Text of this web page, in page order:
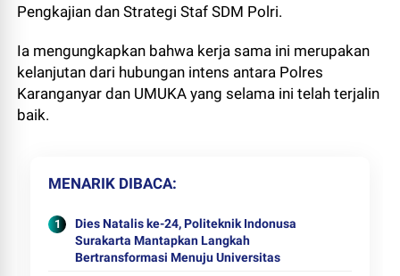
Pengkajian dan Strategi Staf SDM Polri.
Ia mengungkapkan bahwa kerja sama ini merupakan
kelanjutan dari hubungan intens antara Polres
Karanganyar dan UMUKA yang selama ini telah terjalin
baik.
MENARIK DIBACA
Dies Natalis ke-24, Politeknik Indonusa
Surakarta Mantapkan Langkah
Bertransformasi Menuju Universitas